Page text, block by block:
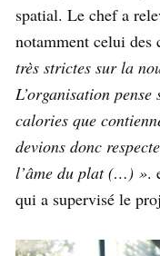
spatial. Le chef a
notamment celui
très strictes sur la
L’organisation
calories que
devions donc
l’âme du plat (…) ».
qui a supervisé le